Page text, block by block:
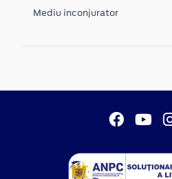
Mediu inconjurator